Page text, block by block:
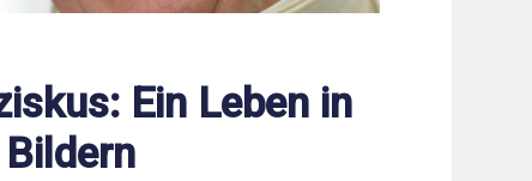
Ein Leben in
Bildern